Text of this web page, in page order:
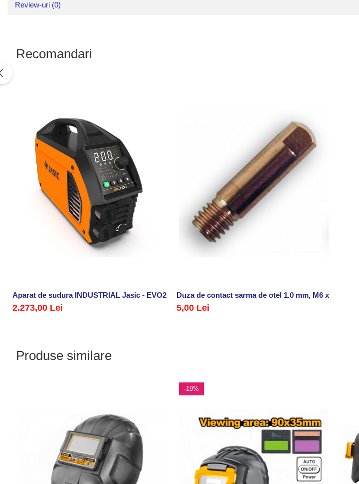
Review-uri (0)
Recomandari
Aparat de sudura INDUSTRIAL Jasic - EVO20 ARC 200 (Z2S32)
2.273,00 Lei
Duza de contact sarma de otel 1.0 mm, M6 x 25 mm
5,00 Lei
Produse similare
-19%